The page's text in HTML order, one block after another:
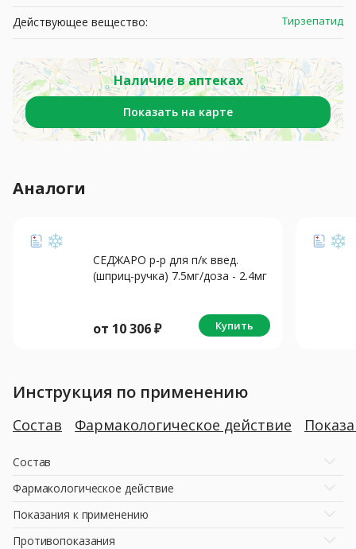
Действующее вещество:
Тирзепатид
Наличие в аптеках
Показать на карте
Аналоги
СЕДЖАРО р-р для п/к введ.
(шприц-ручка) 7.5мг/доза - 2.4мг
от 10 306₽ Купить
Инструкция по применению
Состав Фармакологическое действие
Состав
Фармакологическое действие
Показания к применению
Противопоказания